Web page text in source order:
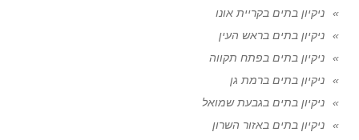
ניקיון בתים בקריית אונו
ניקיון בתים בראש העין
ניקיון בתים בפתח תקווה
ניקיון בתים ברמת גן
ניקיון בתים בגבעת שמואל
ניקיון בתים באזור השרון